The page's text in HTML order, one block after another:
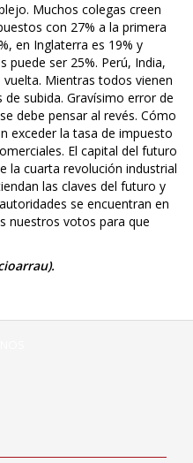
Muchos colegas creen
con 27% a la primera
en Inglaterra es 19% y
puede ser 25%. Perú, India,
vuelta. Mientras todos vienen
subida. Gravísimo error de
debe pensar al revés. Cómo
exceder la tasa de impuesto
El capital del futuro
la cuarta revolución industrial
las claves del futuro y
se encuentran en
nuestros votos para que